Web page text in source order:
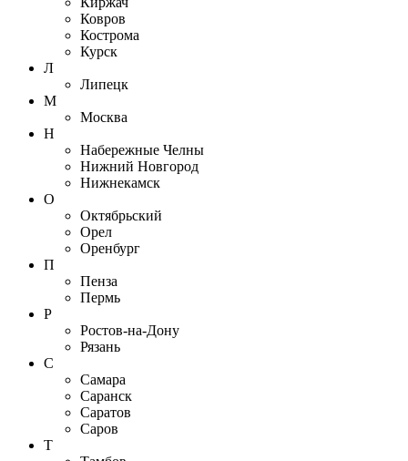
Ковров
Кострома
Курск
Л
Липецк
М
Москва
Н
Набережные Челны
Нижний Новгород
Нижнекамск
О
Октябрьский
Орел
Оренбург
П
Пенза
Пермь
Р
Ростов-на-Дону
Рязань
С
Самара
Саранск
Саратов
Саров
Т